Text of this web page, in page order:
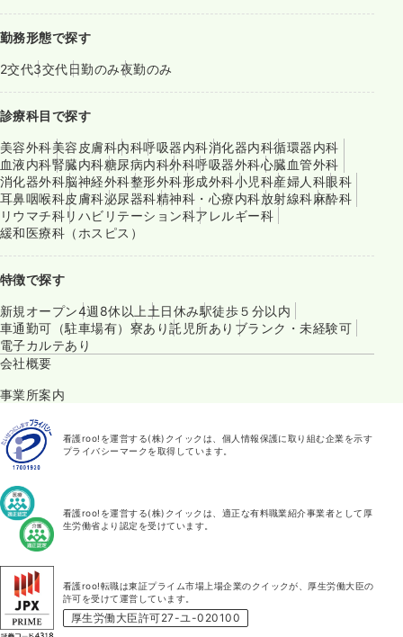
勤務形態で探す
2交代3交代日勤のみ夜勤のみ
診療科目で探す
美容外科美容皮膚科内科呼吸器内科消化器内科循環器内科
血液内科腎臓内科糖尿病内科外科呼吸器外科心臓血管外科
消化器外科脳神経外科整形外科形成外科小児科産婦人科眼科
耳鼻咽喉科皮膚科泌尿器科精神科・心療内科放射線科麻酔科
リウマチ科リハビリテーション科アレルギー科
緩和医療科（ホスピス）
特徴で探す
新規オープン4週8休以上 土日休み駅徒歩５分以内
車通勤可（駐車場有） 寮あり託児所あり ブランク・未経験可
電子カルテあり
会社概要
事業所案内
看護roo!を運営する(株)クイックは、個人情報保護に取り組む企業を示す
プライバシーマークを取得しています。
看護roo!を運営する(株)クイックは、適正な有料職業紹介事業者として厚
生労働省より認定を受けています。
看護roo!転職は東証プライム市場上場企業のクイックが、厚生労働大臣の
許可を受けて運営しています。
厚生労働大臣許可27-ユ-020100